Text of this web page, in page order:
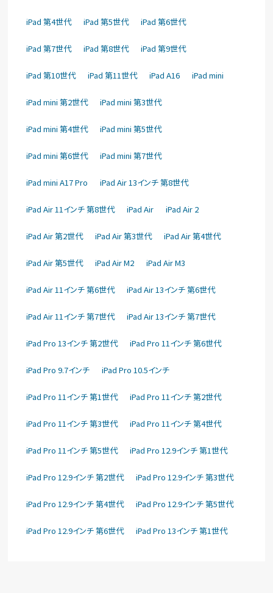
iPad 第4世代 iPad 第5世代 iPad 第6世代
iPad 第7世代 iPad 第8世代 iPad 第9世代
iPad 第10世代 iPad 第11世代 iPad A16 iPad mini
iPad mini 第2世代 iPad mini 第3世代
iPad mini 第4世代 iPad mini 第5世代
iPad mini 第6世代 iPad mini 第7世代
iPad mini A17 Pro iPad Air 13インチ 第8世代
iPad Air 11インチ 第8世代 iPad Air iPad Air 2
iPad Air 第2世代 iPad Air 第3世代 iPad Air 第4世代
iPad Air 第5世代 iPad Air M2 iPad Air M3
iPad Air 11インチ 第6世代 iPad Air 13インチ 第6世代
iPad Air 11インチ 第7世代 iPad Air 13インチ 第7世代
iPad Pro 13インチ 第2世代 iPad Pro 11インチ 第6世代
iPad Pro 9.7インチ iPad Pro 10.5インチ
iPad Pro 11インチ 第1世代 iPad Pro 11インチ 第2世代
iPad Pro 11インチ 第3世代 iPad Pro 11インチ 第4世代
iPad Pro 11インチ 第5世代 iPad Pro 12.9インチ 第1世代
iPad Pro 12.9インチ 第2世代 iPad Pro 12.9インチ 第3世代
iPad Pro 12.9インチ 第4世代 iPad Pro 12.9インチ 第5世代
iPad Pro 12.9インチ 第6世代 iPad Pro 13インチ 第1世代